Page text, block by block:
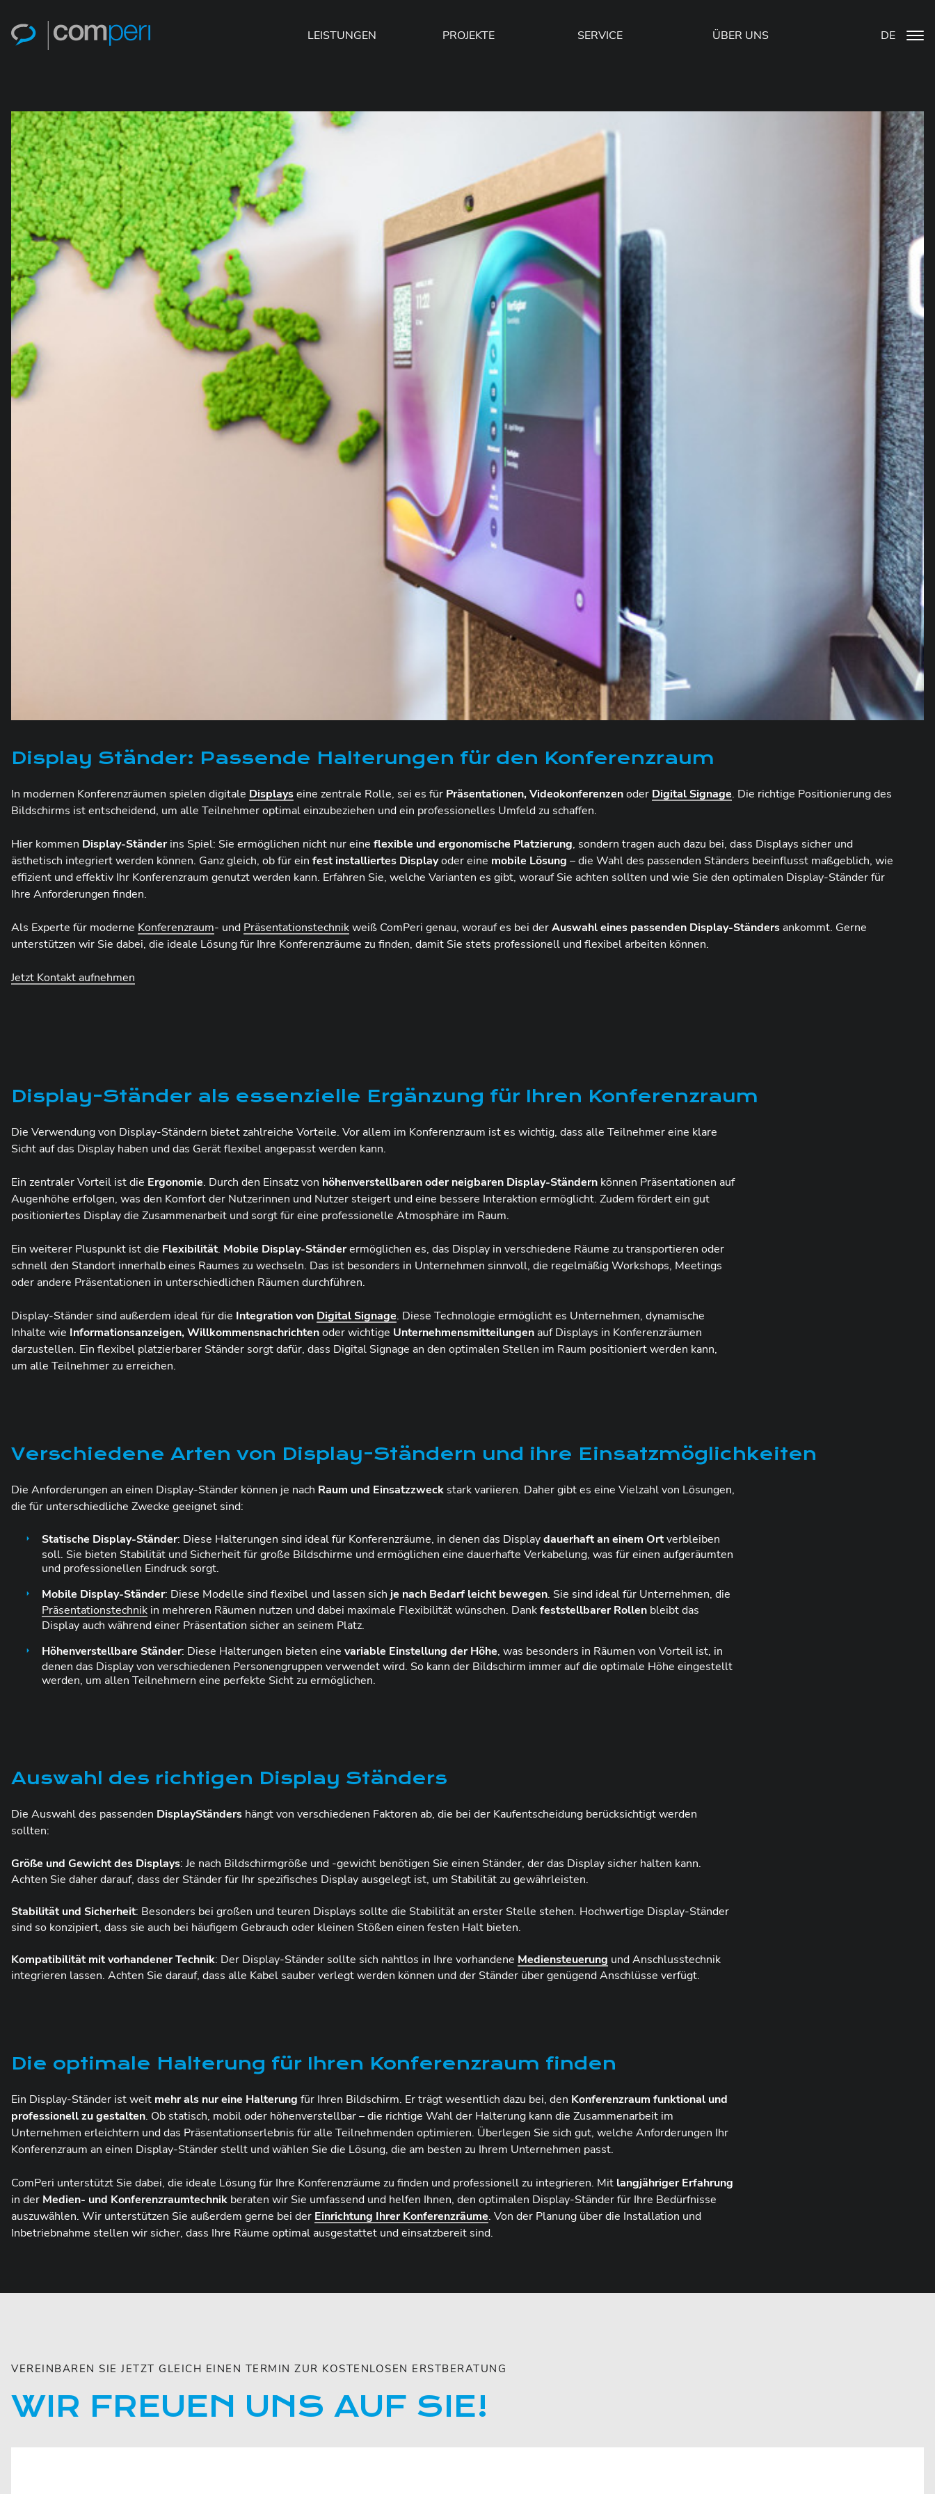
LEISTUNGEN PROJEKTE SERVICE ÜBER UNS DE
Display Ständer: Passende Halterungen für den Konferenzraum
In modernen Konferenzräumen spielen digitale Displayseine zentrale Rolle, sei es für Präsentationen, Videokonferenzenoder Digital Signage. Die richtige Positionierung des
Bildschirms ist entscheidend, um alle Teilnehmer optimal einzubeziehen und ein professionelles Umfeld zu schaffen.
Hier kommen Display-Ständerins Spiel: Sie ermöglichen nicht nur eine flexible und ergonomische Platzierung, sondern tragen auch dazu bei, dass Displays sicher und
ästhetisch integriert werden können. Ganz gleich, ob für ein fest installiertes Displayoder eine mobile Lösung – die Wahl des passenden Ständers beeinflusst maßgeblich, wie
effizient und effektiv Ihr Konferenzraum genutzt werden kann. Erfahren Sie, welche Varianten es gibt, worauf Sie achten sollten und wie Sie den optimalen Display-Ständer für
Ihre Anforderungen finden.
Als Experte für moderne Konferenzraum- und Präsentationstechnikweiß ComPeri genau, worauf es bei derAuswahl eines passenden Display-Ständersankommt. Gerne
unterstützen wir Sie dabei, die ideale Lösung für Ihre Konferenzräume zu finden, damit Sie stets professionell und flexibel arbeiten können.
Jetzt Kontakt aufnehmen
Display-Ständer als essenzielle Ergänzung für Ihren Konferenzraum
Die Verwendung von Display-Ständern bietet zahlreiche Vorteile. Vor allem im Konferenzraum ist es wichtig, dass alle Teilnehmer eine klare
Sicht auf das Display haben und das Gerät flexibel angepasst werden kann.
Ein zentraler Vorteil ist die Ergonomie. Durch den Einsatz von höhenverstellbaren oder neigbaren Display-Ständern können Präsentationen auf
Augenhöhe erfolgen, was den Komfort der Nutzerinnen und Nutzer steigert und eine bessere Interaktion ermöglicht. Zudem fördert ein gut
positioniertes Display die Zusammenarbeit und sorgt für eine professionelle Atmosphäre im Raum.
Ein weiterer Pluspunkt ist die Flexibilität. Mobile Display-Ständerermöglichen es, das Display in verschiedene Räume zu transportieren oder
schnell den Standort innerhalb eines Raumes zu wechseln. Das ist besonders in Unternehmen sinnvoll, die regelmäßig Workshops, Meetings
oder andere Präsentationen in unterschiedlichen Räumen durchführen.
Display-Ständer sind außerdem ideal für die Integration von Digital Signage. Diese Technologie ermöglicht es Unternehmen, dynamische
Inhalte wie Informationsanzeigen, Willkommensnachrichtenoder wichtige Unternehmensmitteilungenauf Displays in Konferenzräumen
darzustellen. Ein flexibel platzierbarer Ständer sorgt dafür, dass Digital Signage an den optimalen Stellen im Raum positioniert werden kann,
um alle Teilnehmer zu erreichen.
Verschiedene Arten von Display-Ständern und ihre Einsatzmöglichkeiten
Die Anforderungen an einen Display-Ständer können je nach Raum und Einsatzzweck stark variieren. Daher gibt es eine Vielzahl von Lösungen,
die für unterschiedliche Zwecke geeignet sind:
Statische Display-Ständer: Diese Halterungen sind ideal für Konferenzräume, in denen das Displaydauerhaft an einem Ortverbleiben
soll. Sie bieten Stabilität und Sicherheit für große Bildschirme und ermöglichen eine dauerhafte Verkabelung, was für einen aufgeräumten
und professionellen Eindruck sorgt.
Mobile Display-Ständer: Diese Modelle sind flexibel und lassen sich je nach Bedarf leicht bewegen. Sie sind ideal für Unternehmen, die
Präsentationstechnik in mehreren Räumen nutzen und dabei maximale Flexibilität wünschen. Dankfeststellbarer Rollen bleibt das
Display auch während einer Präsentation sicher an seinem Platz.
Höhenverstellbare Ständer: Diese Halterungen bieten eine variable Einstellung der Höhe, was besonders in Räumen von Vorteil ist, in
denen das Display von verschiedenen Personengruppen verwendet wird. So kann der Bildschirm immer auf die optimale Höhe eingestellt
werden, um allen Teilnehmern eine perfekte Sicht zu ermöglichen.
Auswahl des richtigen Display Ständers
Die Auswahl des passenden DisplayStänders hängt von verschiedenen Faktoren ab, die bei der Kaufentscheidung berücksichtigt werden
sollten:
Größe und Gewicht des Displays: Je nach Bildschirmgröße und -gewicht benötigen Sie einen Ständer, der das Display sicher halten kann.
Achten Sie daher darauf, dass der Ständer für Ihr spezifisches Display ausgelegt ist, um Stabilität zu gewährleisten.
Stabilität und Sicherheit: Besonders bei großen und teuren Displays sollte die Stabilität an erster Stelle stehen. Hochwertige Display-Ständer
sind so konzipiert, dass sie auch bei häufigem Gebrauch oder kleinen Stößen einen festen Halt bieten.
Kompatibilität mit vorhandener Technik: Der Display-Ständer sollte sich nahtlos in Ihre vorhandene Mediensteuerung und Anschlusstechnik
integrieren lassen. Achten Sie darauf, dass alle Kabel sauber verlegt werden können und der Ständer über genügend Anschlüsse verfügt.
Die optimale Halterung für Ihren Konferenzraum finden
Ein Display-Ständer ist weit mehr als nur eine Halterung für Ihren Bildschirm. Er trägt wesentlich dazu bei, den Konferenzraum funktional und
professionell zu gestalten. Ob statisch, mobil oder höhenverstellbar – die richtige Wahl der Halterung kann die Zusammenarbeit im
Unternehmen erleichtern und das Präsentationserlebnis für alle Teilnehmenden optimieren. Überlegen Sie sich gut, welche Anforderungen Ihr
Konferenzraum an einen Display-Ständer stellt und wählen Sie die Lösung, die am besten zu Ihrem Unternehmen passt.
ComPeri unterstützt Sie dabei, die ideale Lösung für Ihre Konferenzräume zu finden und professionell zu integrieren. Mit langjähriger Erfahrung
in der Medien- und Konferenzraumtechnik beraten wir Sie umfassend und helfen Ihnen, den optimalen Display-Ständer für Ihre Bedürfnisse
auszuwählen. Wir unterstützen Sie außerdem gerne bei der Einrichtung Ihrer Konferenzräume. Von der Planung über die Installation und
Inbetriebnahme stellen wir sicher, dass Ihre Räume optimal ausgestattet und einsatzbereit sind.
VEREINBAREN SIE JETZT GLEICH EINEN TERMIN ZUR KOSTENLOSEN ERSTBERATUNG
WIR FREUEN UNS AUF SIE!